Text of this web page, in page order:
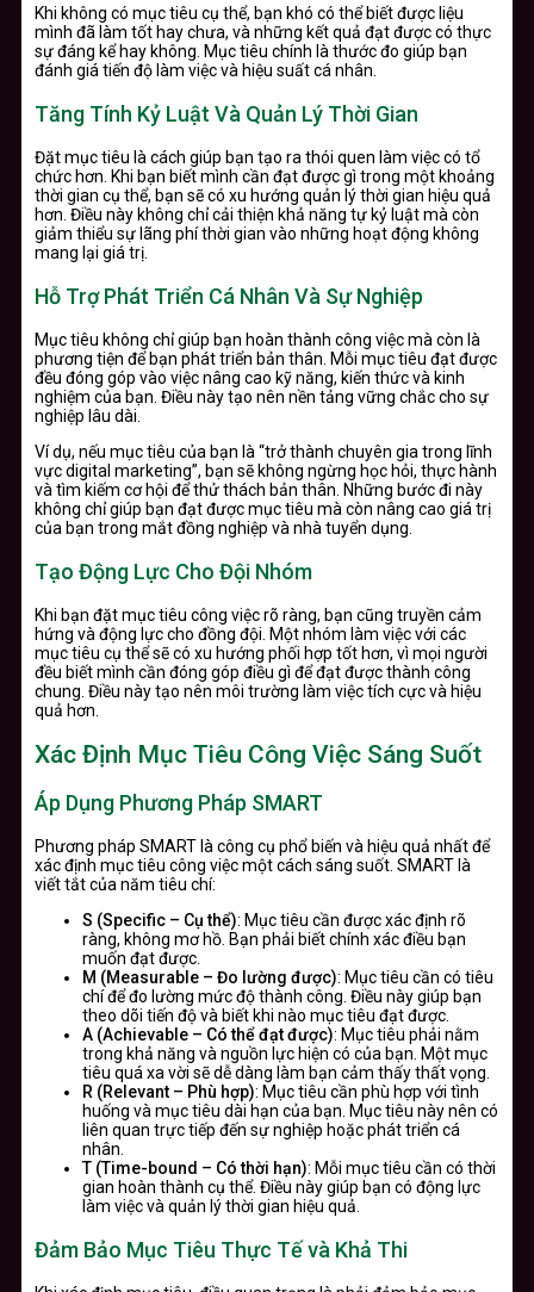
Khi không có mục tiêu cụ thể, bạn khó có thể biết được liệu
mình đã làm tốt hay chưa, và những kết quả đạt được có thực
sự đáng kể hay không. Mục tiêu chính là thước đo giúp bạn
đánh giá tiến độ làm việc và hiệu suất cá nhân.
Tăng Tính Kỷ Luật Và Quản Lý Thời Gian
Đặt mục tiêu là cách giúp bạn tạo ra thói quen làm việc có tổ
chức hơn. Khi bạn biết mình cần đạt được gì trong một khoảng
thời gian cụ thể, bạn sẽ có xu hướng quản lý thời gian hiệu quả
hơn. Điều này không chỉ cải thiện khả năng tự kỷ luật mà còn
giảm thiểu sự lãng phí thời gian vào những hoạt động không
mang lại giá trị.
Hỗ Trợ Phát Triển Cá Nhân Và Sự Nghiệp
Mục tiêu không chỉ giúp bạn hoàn thành công việc mà còn là
phương tiện để bạn phát triển bản thân. Mỗi mục tiêu đạt được
đều đóng góp vào việc nâng cao kỹ năng, kiến thức và kinh
nghiệm của bạn. Điều này tạo nên nền tảng vững chắc cho sự
nghiệp lâu dài.
Ví dụ, nếu mục tiêu của bạn là “trở thành chuyên gia trong lĩnh
vực digital marketing”, bạn sẽ không ngừng học hỏi, thực hành
và tìm kiếm cơ hội để thử thách bản thân. Những bước đi này
không chỉ giúp bạn đạt được mục tiêu mà còn nâng cao giá trị
của bạn trong mắt đồng nghiệp và nhà tuyển dụng.
Tạo Động Lực Cho Đội Nhóm
Khi bạn đặt mục tiêu công việc rõ ràng, bạn cũng truyền cảm
hứng và động lực cho đồng đội. Một nhóm làm việc với các
mục tiêu cụ thể sẽ có xu hướng phối hợp tốt hơn, vì mọi người
đều biết mình cần đóng góp điều gì để đạt được thành công
chung. Điều này tạo nên môi trường làm việc tích cực và hiệu
quả hơn.
Xác Định Mục Tiêu Công Việc Sáng Suốt
Áp Dụng Phương Pháp SMART
Phương pháp SMART là công cụ phổ biến và hiệu quả nhất để
xác định mục tiêu công việc một cách sáng suốt. SMART là
viết tắt của năm tiêu chí:
S (Specific – Cụ thể): Mục tiêu cần được xác định rõ
ràng, không mơ hồ. Bạn phải biết chính xác điều bạn
muốn đạt được.
M (Measurable – Đo lường được): Mục tiêu cần có tiêu
chí để đo lường mức độ thành công. Điều này giúp bạn
theo dõi tiến độ và biết khi nào mục tiêu đạt được.
A (Achievable – Có thể đạt được): Mục tiêu phải nằm
trong khả năng và nguồn lực hiện có của bạn. Một mục
tiêu quá xa vời sẽ dễ dàng làm bạn cảm thấy thất vọng.
R (Relevant – Phù hợp): Mục tiêu cần phù hợp với tình
huống và mục tiêu dài hạn của bạn. Mục tiêu này nên có
liên quan trực tiếp đến sự nghiệp hoặc phát triển cá
nhân.
T (Time-bound – Có thời hạn): Mỗi mục tiêu cần có thời
gian hoàn thành cụ thể. Điều này giúp bạn có động lực
làm việc và quản lý thời gian hiệu quả.
Đảm Bảo Mục Tiêu Thực Tế và Khả Thi